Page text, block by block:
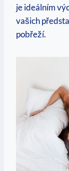
je ideálním
vašich
pobřeží.